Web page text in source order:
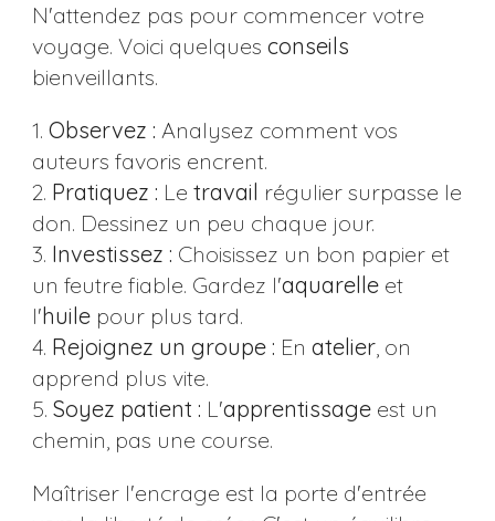
N'attendez pas pour commencer votre
voyage. Voici quelques conseils
bienveillants.
1. Observez : Analysez comment vos
auteurs favoris encrent.
2. Pratiquez : Le travail régulier surpasse le
don. Dessinez un peu chaque jour.
3. Investissez : Choisissez un bon papier et
un feutre fiable. Gardez l'aquarelleet
l'huilepour plus tard.
4. Rejoignez un groupe : En atelier, on
apprend plus vite.
5. Soyez patient : L'apprentissageest un
chemin, pas une course.
Maîtriser l'encrage est la porte d'entrée